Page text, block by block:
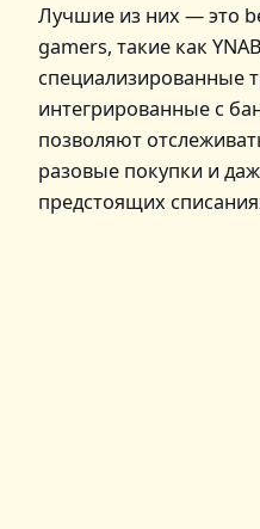
Лучшие из них — это
gamers, такие как
специализированные
интегрированные с
позволяют
разовые покупки и
предстоящих